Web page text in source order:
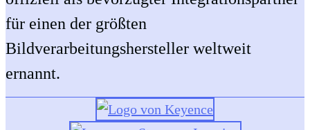
für einen der größten
Bildverarbeitungshersteller weltweit
ernannt.